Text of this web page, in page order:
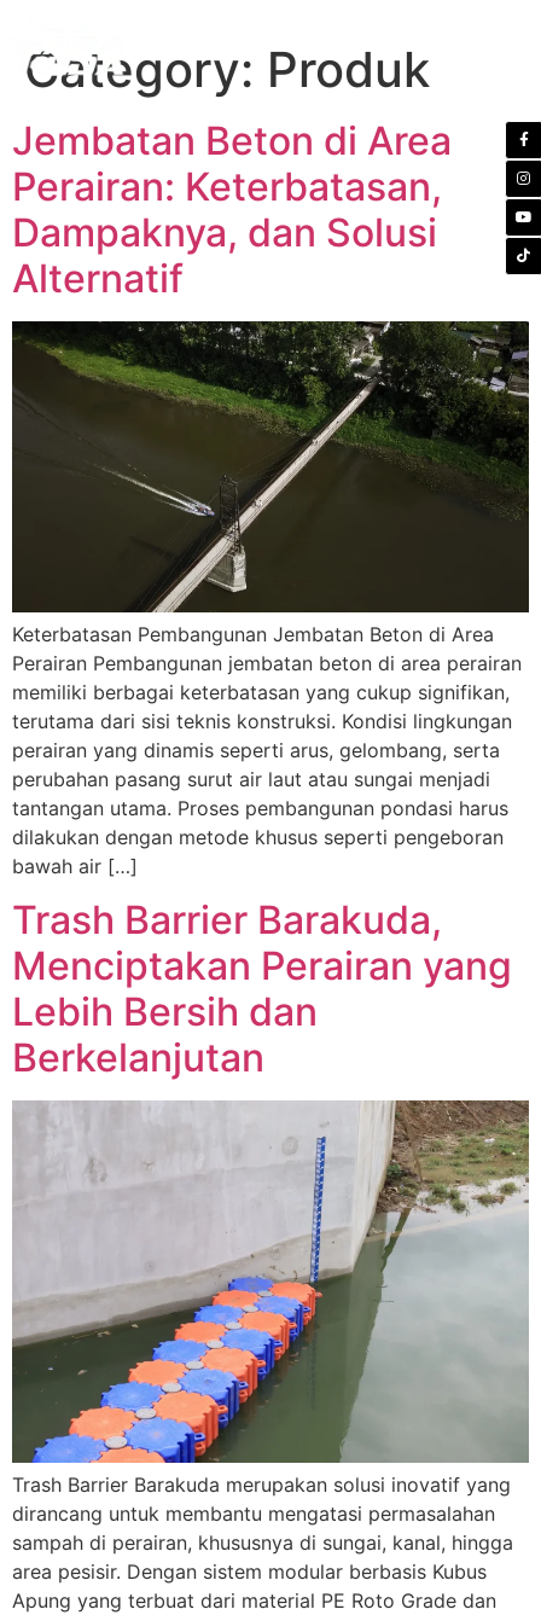
Category: Produk
Jembatan Beton di Area
Perairan: Keterbatasan,
Dampaknya, dan Solusi
Alternatif
Keterbatasan Pembangunan Jembatan Beton di Area
Perairan Pembangunan jembatan beton di area perairan
memiliki berbagai keterbatasan yang cukup signifikan,
terutama dari sisi teknis konstruksi. Kondisi lingkungan
perairan yang dinamis seperti arus, gelombang, serta
perubahan pasang surut air laut atau sungai menjadi
tantangan utama. Proses pembangunan pondasi harus
dilakukan dengan metode khusus seperti pengeboran
bawah air […]
Trash Barrier Barakuda,
Menciptakan Perairan yang
Lebih Bersih dan
Berkelanjutan
Trash Barrier Barakuda merupakan solusi inovatif yang
dirancang untuk membantu mengatasi permasalahan
sampah di perairan, khususnya di sungai, kanal, hingga
area pesisir. Dengan sistem modular berbasis Kubus
Apung yang terbuat dari material PE Roto Grade dan